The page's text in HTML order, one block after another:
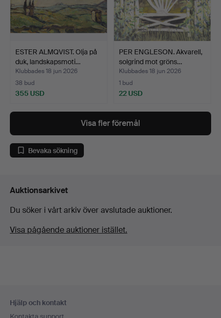
ESTER ALMQVIST. Olja på
duk, landskapsmoti…
Klubbades 18 jun 2026
38 bud
355 USD
PER ENGLESON. Akvarell,
solgrind mot gröns…
Klubbades 18 jun 2026
1 bud
22 USD
Visa fler föremål
Bevaka sökning
Auktionsarkivet
Du söker i vårt arkiv över avslutade auktioner.
Visa pågående auktioner istället.
Hjälp och kontakt